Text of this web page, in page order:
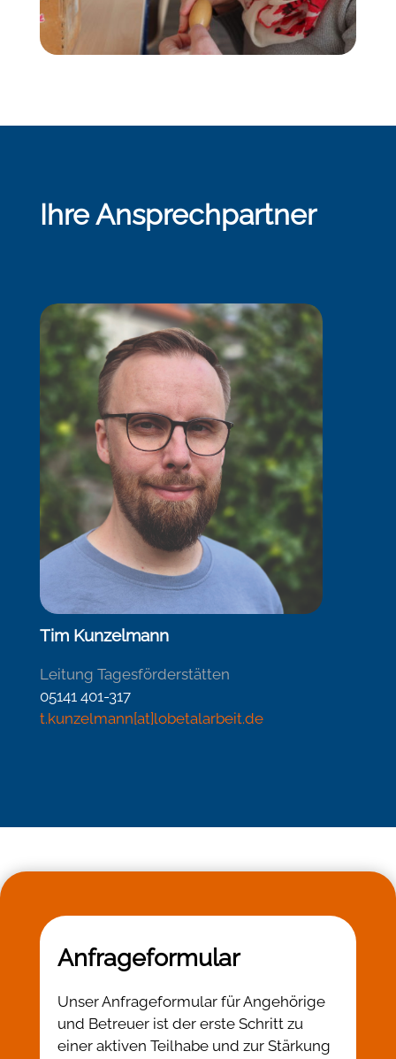
Ihre Ansprechpartner
Tim Kunzelmann
05141 401-317
t.kunzelmann[at]lobetalarbeit.de
und Betreuer ist der erste Schritt zu
einer aktiven Teilhabe und zur Stärkung
der Selbstbestimmung der Menschen,